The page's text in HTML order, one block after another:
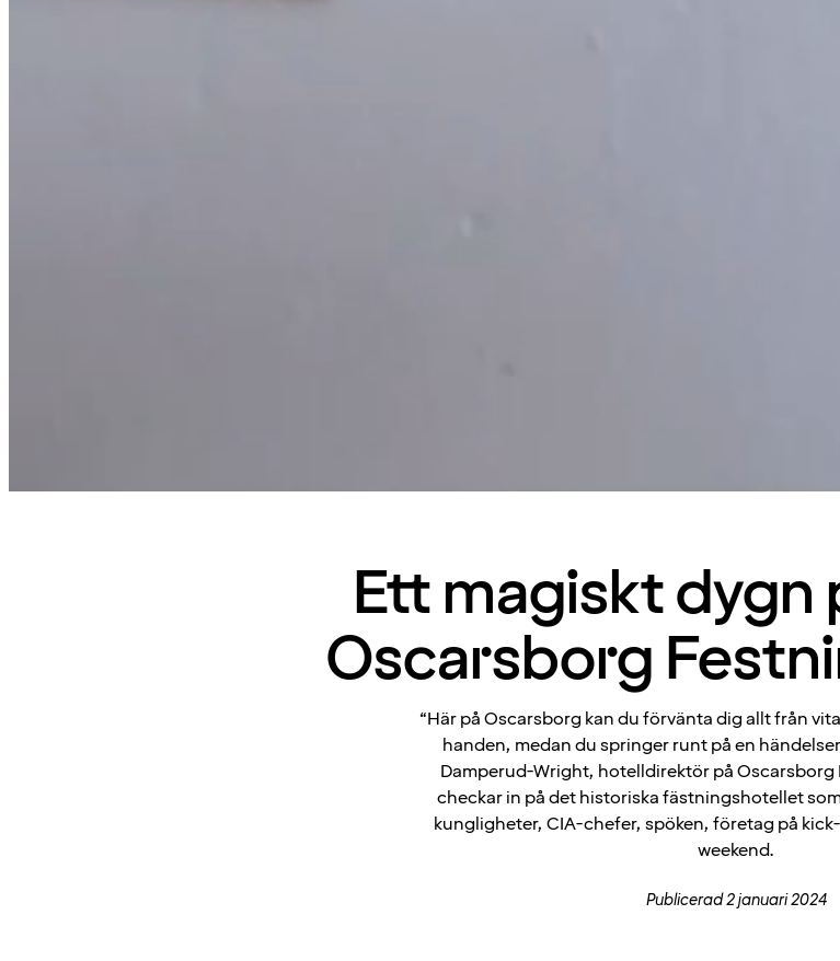
Ett magiskt dygn
Oscarsborg
“Här på Oscarsborg kan du förvänta dig allt från
handen, medan du springer runt på en
Damperud-Wright, hotelldirektör på Oscarsborg
checkar in på det historiska fästningshotellet
kungligheter, CIA-chefer, spöken, företag på
weekend.
Publicerad 2 januari 2024